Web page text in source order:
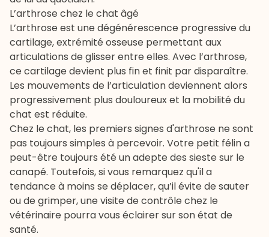
L’arthrose chez le chat âgé
L’arthrose est une dégénérescence progressive du
cartilage, extrémité osseuse permettant aux
articulations de glisser entre elles. Avec l’arthrose,
ce cartilage devient plus fin et finit par disparaître.
Les mouvements de l’articulation deviennent alors
progressivement plus douloureux et la mobilité du
chat est réduite.
Chez le chat, les premiers signes d'arthrose ne sont
pas toujours simples à percevoir. Votre petit félin a
peut-être toujours été un adepte des sieste sur le
canapé. Toutefois, si vous remarquez qu'il a
tendance à moins se déplacer, qu’il évite de sauter
ou de grimper, une visite de contrôle chez le
vétérinaire pourra vous éclairer sur son état de
santé.